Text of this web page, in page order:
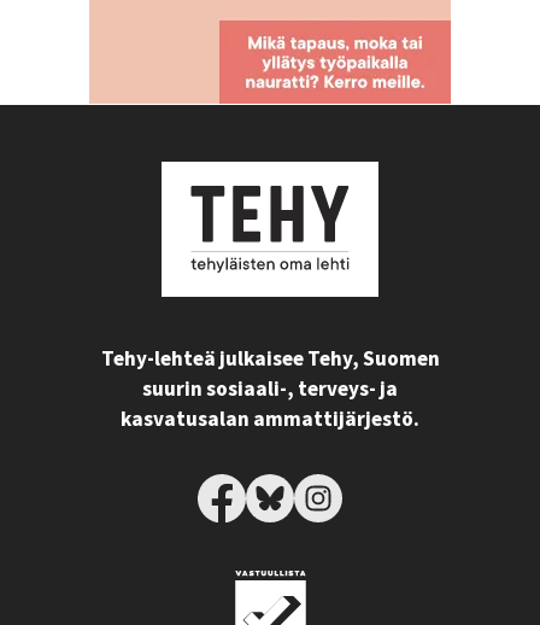
Tehy-lehteä julkaisee Tehy, Suomen
suurin sosiaali-, terveys- ja
kasvatusalan ammattijärjestö.